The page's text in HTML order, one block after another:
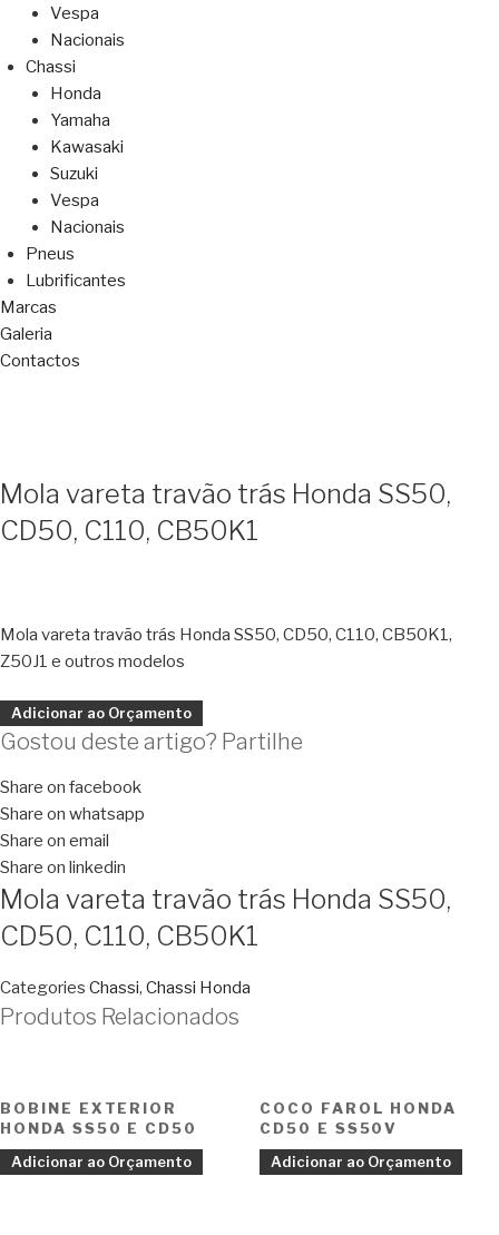
Vespa
Nacionais
Chassi
Honda
Yamaha
Kawasaki
Suzuki
Vespa
Nacionais
Pneus
Lubrificantes
Marcas
Galeria
Contactos
Mola vareta travão trás Honda SS50,
CD50, C110, CB50K1
Mola vareta travão trás Honda SS50, CD50, C110, CB50K1,
Z50J1 e outros modelos
Adicionar ao Orçamento
Gostou deste artigo? Partilhe
Share on facebook
Share on whatsapp
Share on email
Share on linkedin
Mola vareta travão trás Honda SS50,
CD50, C110, CB50K1
Categories Chassi, Chassi Honda
Produtos Relacionados
BOBINE EXTERIOR
HONDA SS50 E CD50
Adicionar ao Orçamento
COCO FAROL HONDA
CD50 E SS50V
Adicionar ao Orçamento